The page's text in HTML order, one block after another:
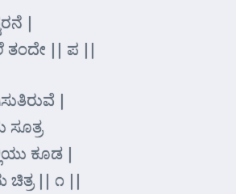
|
ತಂದೇ || ಪ ||
|
ಸೂತ್ರ
ಕೂಡ |
ಚಿತ್ರ || ೧ ||